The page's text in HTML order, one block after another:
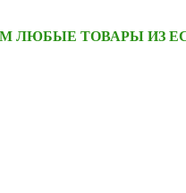
ЛЮБЫЕ ТОВАРЫ ИЗ